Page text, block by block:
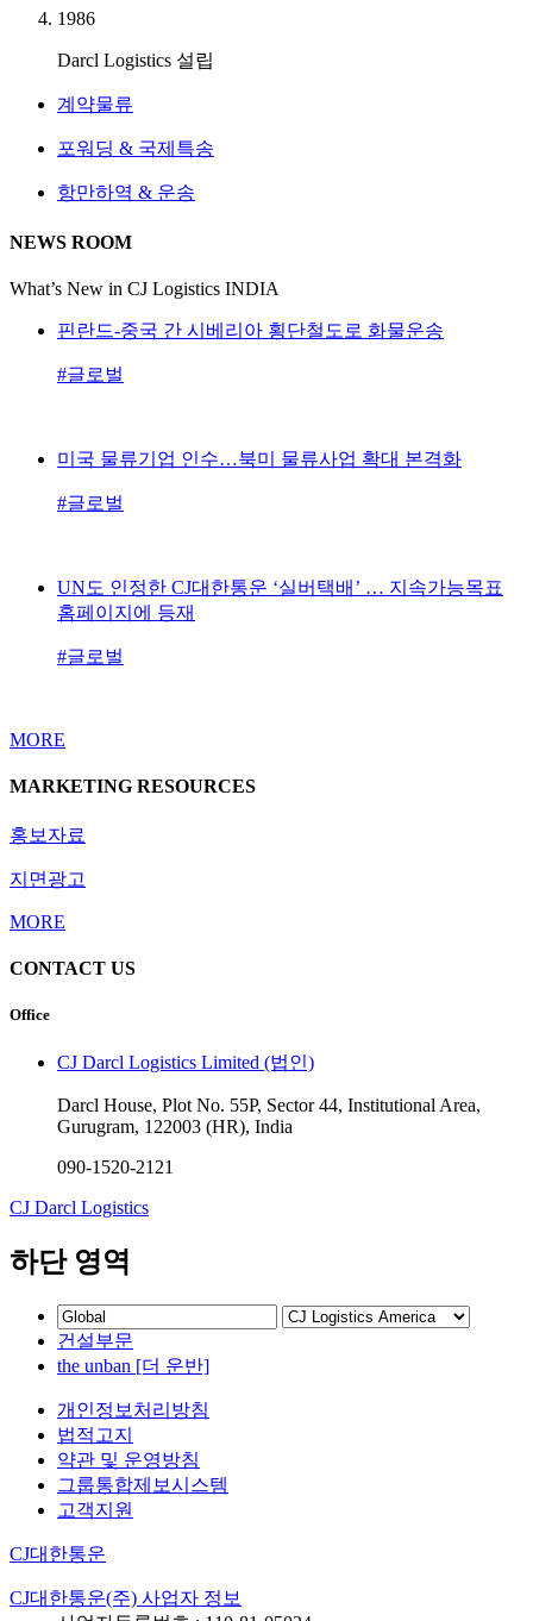
1986
Darcl Logistics 설립
계약물류
포워딩 & 국제특송
항만하역 & 운송
NEWS ROOM
What’s New in CJ Logistics INDIA
핀란드-중국 간 시베리아 횡단철도로 화물운송
#글로벌
미국 물류기업 인수…북미 물류사업 확대 본격화
#글로벌
UN도 인정한 CJ대한통운 ‘실버택배’ … 지속가능목표
홈페이지에 등재
#글로벌
MORE
MARKETING RESOURCES
홍보자료
지면광고
MORE
CONTACT US
Office
CJ Darcl Logistics Limited (법인)
Darcl House, Plot No. 55P, Sector 44, Institutional Area,
Gurugram, 122003 (HR), India
090-1520-2121
CJ Darcl Logistics
하단 영역
건설부문
the unban [더 운반]
개인정보처리방침
법적고지
약관 및 운영방침
그룹통합제보시스템
고객지원
CJ대한통운
CJ대한통운(주) 사업자 정보